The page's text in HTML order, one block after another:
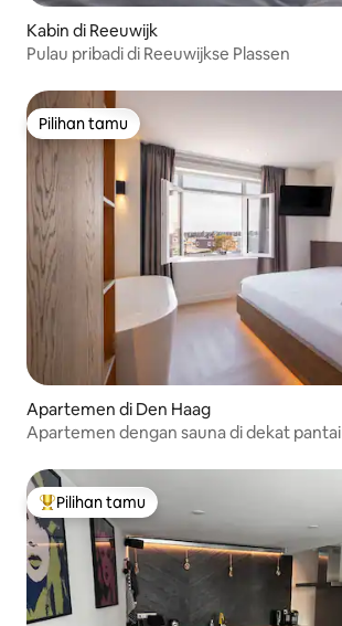
Kabin di Reeuwijk
Pulau pribadi di Reeuwijkse Plassen
Pilihan tamu
Pilihan tamu
Apartemen di Den Haag
Apartemen dengan sauna di dekat pantai
Pilihan tamu terpopuler
Pilihan tamu